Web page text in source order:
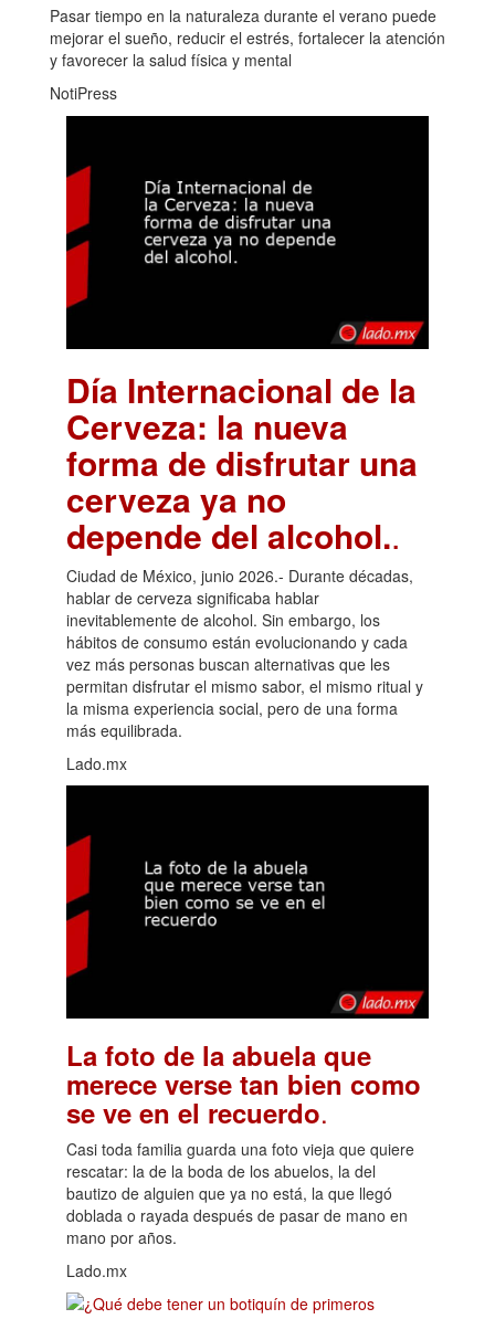
Pasar tiempo en la naturaleza durante el verano puede
mejorar el sueño, reducir el estrés, fortalecer la atención
y favorecer la salud física y mental
NotiPress
Día Internacional de la
Cerveza: la nueva
forma de disfrutar una
cerveza ya no
depende del alcohol..
Ciudad de México, junio 2026.- Durante décadas,
hablar de cerveza significaba hablar
inevitablemente de alcohol. Sin embargo, los
hábitos de consumo están evolucionando y cada
vez más personas buscan alternativas que les
permitan disfrutar el mismo sabor, el mismo ritual y
la misma experiencia social, pero de una forma
más equilibrada.
Lado.mx
La foto de la abuela que
merece verse tan bien como
se ve en el recuerdo.
Casi toda familia guarda una foto vieja que quiere
rescatar: la de la boda de los abuelos, la del
bautizo de alguien que ya no está, la que llegó
doblada o rayada después de pasar de mano en
mano por años.
Lado.mx